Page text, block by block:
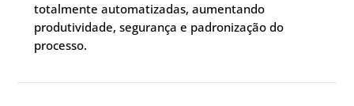
totalmente automatizadas, aumentando
produtividade, segurança e padronização do
processo.